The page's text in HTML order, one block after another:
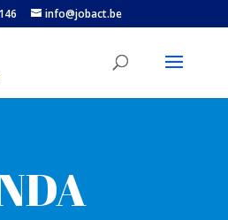
info@jobact.be